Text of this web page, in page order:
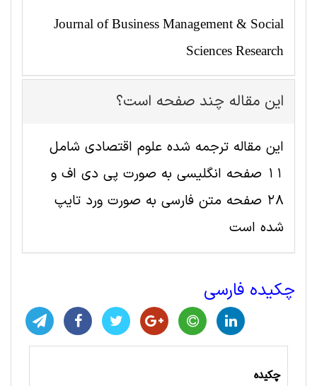
Journal of Business Management & Social
Sciences Research
این مقاله چند صفحه است؟
این مقاله ترجمه شده علوم اقتصادی شامل
11 صفحه انگلیسی به صورت پی دی اف و
28 صفحه متن فارسی به صورت ورد تایپ
شده است
چکیده فارسی
چکیده